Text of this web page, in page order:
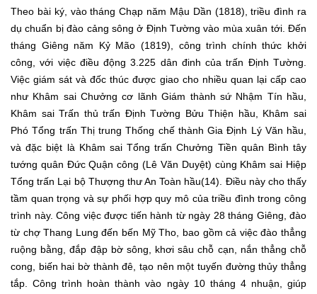
Theo bài ký, vào tháng Chạp năm Mậu Dần (1818), triều đình ra
dụ chuẩn bị đào cảng sông ở Định Tường vào mùa xuân tới. Đến
tháng Giêng năm Kỷ Mão (1819), công trình chính thức khởi
công, với việc điều động 3.225 dân đinh của trấn Định Tường.
Việc giám sát và đốc thúc được giao cho nhiều quan lại cấp cao
như Khâm sai Chưởng cơ lãnh Giám thành sứ Nhậm Tín hầu,
Khâm sai Trấn thủ trấn Định Tường Bửu Thiện hầu, Khâm sai
Phó Tổng trấn Thị trung Thống chế thành Gia Định Lý Văn hầu,
và đặc biệt là Khâm sai Tổng trấn Chưởng Tiền quân Bình tây
tướng quân Đức Quận công (Lê Văn Duyệt) cùng Khâm sai Hiệp
Tổng trấn Lại bộ Thượng thư An Toàn hầu(14). Điều này cho thấy
tầm quan trọng và sự phối hợp quy mô của triều đình trong công
trình này. Công việc được tiến hành từ ngày 28 tháng Giêng, đào
từ chợ Thang Lung đến bến Mỹ Tho, bao gồm cả việc đào thẳng
ruộng bằng, đắp đập bờ sông, khơi sâu chỗ cạn, nắn thẳng chỗ
cong, biến hai bờ thành đê, tạo nên một tuyến đường thủy thẳng
tắp. Công trình hoàn thành vào ngày 10 tháng 4 nhuận, giúp